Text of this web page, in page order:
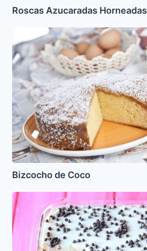
Roscas Azucaradas Horneadas
Bizcocho
de
Coco
Bizcocho de Coco
Tarta
Fria
de
natillas